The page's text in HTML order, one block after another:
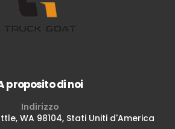
proposito di noi
Indirizzo
WA 98104, Stati Uniti d'America